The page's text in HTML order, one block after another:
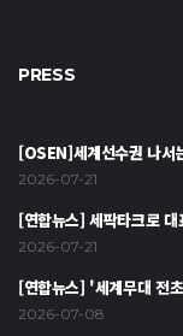
PRESS
[OSEN]세계선수권 나서
2026-07-21
[연합뉴스] 세팍타크로
2026-07-21
[연합뉴스] '세계무대 전
2026-07-08